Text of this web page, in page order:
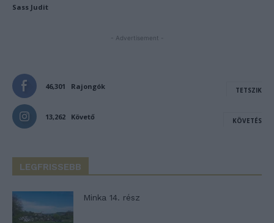
Sass Judit
- Advertisement -
46,301 Rajongók TETSZIK
13,262 Követő KÖVETÉS
LEGFRISSEBB
Minka 14. rész